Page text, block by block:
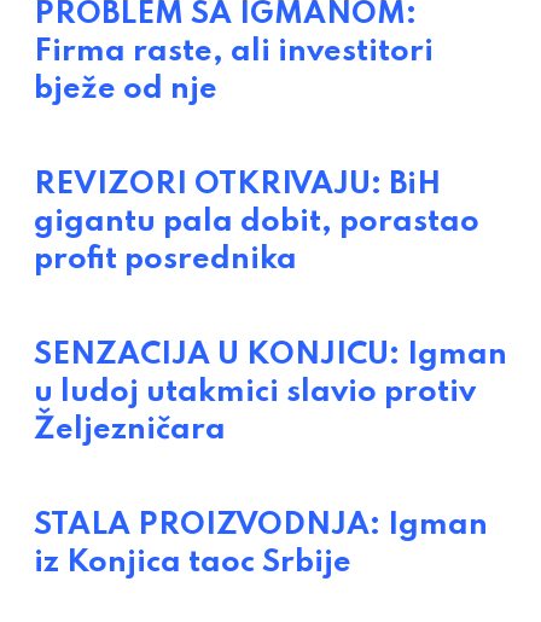
PROBLEM SA IGMANOM:
Firma raste, ali investitori
bježe od nje
REVIZORI OTKRIVAJU: BiH
gigantu pala dobit, porastao
profit posrednika
SENZACIJA U KONJICU: Igman
u ludoj utakmici slavio protiv
Željezničara
STALA PROIZVODNJA: Igman
iz Konjica taoc Srbije